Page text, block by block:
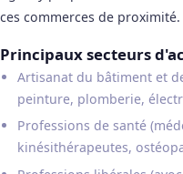
ces commerces de proximité.
Principaux secteurs
Artisanat du bâtiment et
peinture, plomberie,
Professions de santé
kinésithérapeutes,